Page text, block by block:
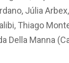
Júlia
Thiago
Della Manna